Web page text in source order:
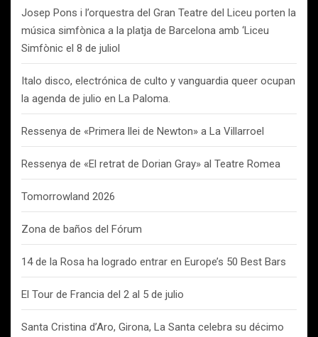
Josep Pons i l’orquestra del Gran Teatre del Liceu porten la
música simfònica a la platja de Barcelona amb ‘Liceu
Simfònic el 8 de juliol
Italo disco, electrónica de culto y vanguardia queer ocupan
la agenda de julio en La Paloma.
Ressenya de «Primera llei de Newton» a La Villarroel
Ressenya de «El retrat de Dorian Gray» al Teatre Romea
Tomorrowland 2026
Zona de baños del Fórum
14 de la Rosa ha logrado entrar en Europe’s 50 Best Bars
El Tour de Francia del 2 al 5 de julio
Santa Cristina d’Aro, Girona, La Santa celebra su décimo